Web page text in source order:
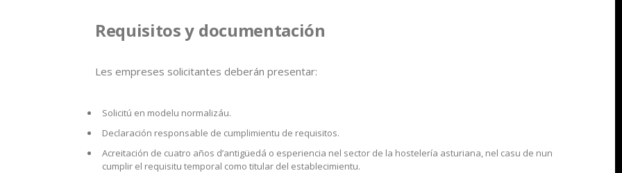
Requisitos y documentación
Les empreses solicitantes deberán presentar:
Solicitú en modelu normalizáu.
Declaración responsable de cumplimientu de requisitos.
Acreitación de cuatro años d’antigüedá o esperiencia nel sector de la hostelería asturiana, nel casu de nun
cumplir el requisitu temporal como titular del establecimientu.